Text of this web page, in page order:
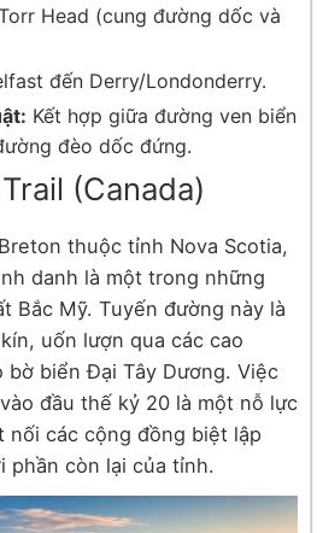
Head (cung đường dốc và
đến Derry/Londonderry.
Kết hợp giữa đường ven biển
đèo dốc đứng.
(Canada)
thuộc tỉnh Nova Scotia,
danh là một trong những
Bắc Mỹ. Tuyến đường này là
uốn lượn qua các cao
bờ biển Đại Tây Dương. Việc
đầu thế kỷ 20 là một nỗ lực
nối các cộng đồng biệt lập
phần còn lại của tỉnh.